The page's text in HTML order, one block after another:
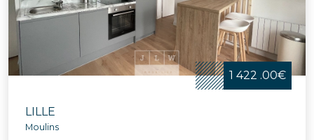
1 422 .00€
LILLE
Moulins